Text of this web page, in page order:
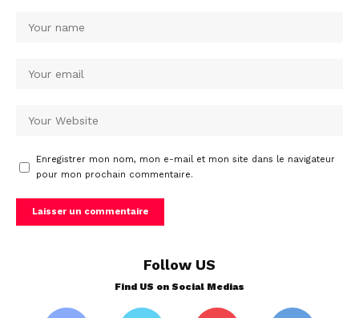
Enregistrer mon nom, mon e-mail et mon site dans le navigateur
pour mon prochain commentaire.
Follow US
Find US on Social Medias